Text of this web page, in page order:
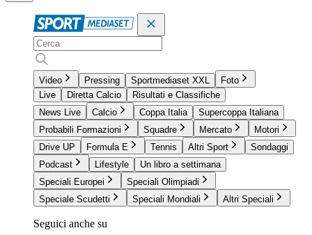
Video Pressing Sportmediaset XXL
Foto
Live
Diretta Calcio
Risultati e Classifiche
News Live
Calcio Coppa Italia
Supercoppa Italiana
Probabili Formazioni
Squadre Mercato
Motori
Drive UP
Formula E Tennis Altri Sport
Sondaggi
Podcast
Lifestyle
Un libro a settimana
Speciali Europei
Speciali Olimpiadi
Speciale Scudetti
Speciali Mondiali Altri Speciali
Seguici anche su